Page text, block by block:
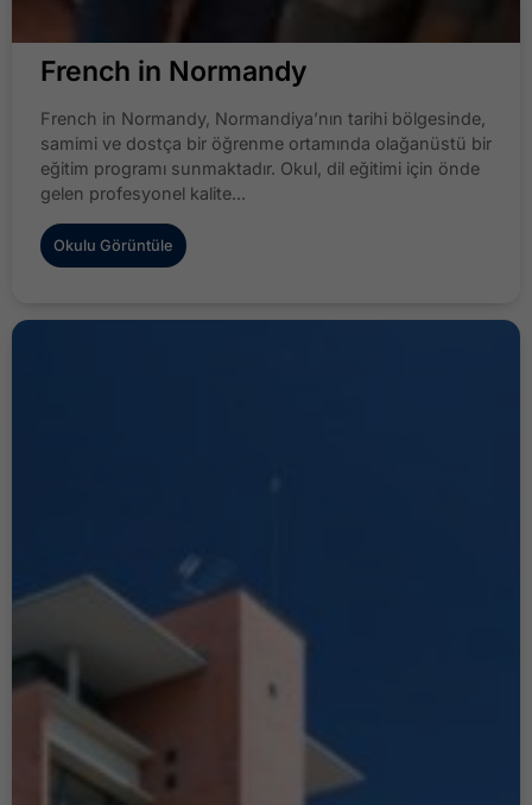
French in Normandy
French in Normandy, Normandiya’nın tarihi bölgesinde,
samimi ve dostça bir öğrenme ortamında olağanüstü bir
eğitim programı sunmaktadır. Okul, dil eğitimi için önde
gelen profesyonel kalite...
Okulu Görüntüle